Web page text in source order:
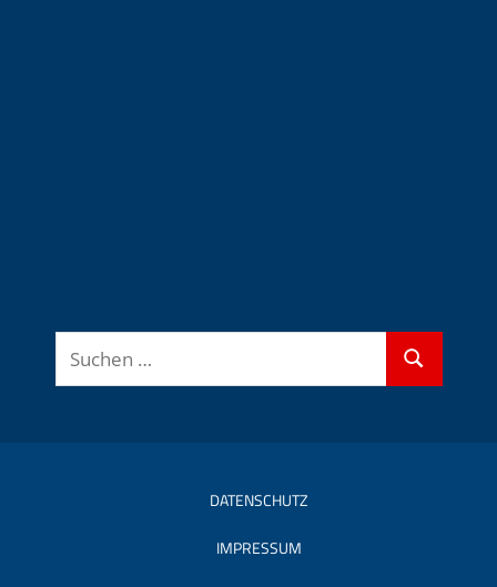
Suchen
nach:
Suchen
DATENSCHUTZ
IMPRESSUM